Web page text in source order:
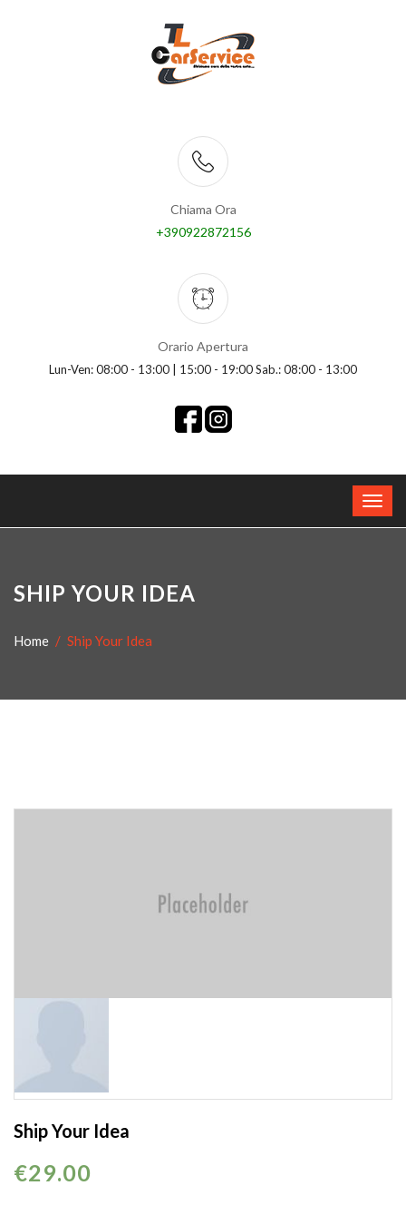
Chiama Ora
+390922872156
Orario Apertura
Lun-Ven: 08:00 - 13:00 | 15:00 - 19:00 Sab.: 08:00 - 13:00
SHIP YOUR IDEA
Home Ship Your Idea
Ship Your Idea
€29.00